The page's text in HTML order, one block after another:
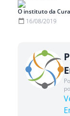
O instituto da
16/08/2019